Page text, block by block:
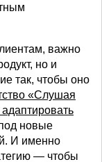
важно
но и
так, чтобы оно
«Слушая
новые
И именно
— чтобы